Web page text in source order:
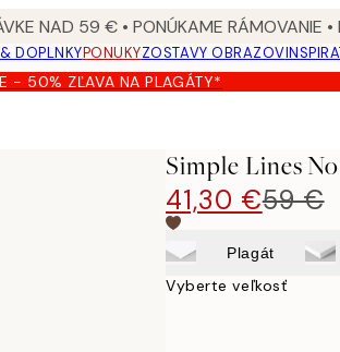
NAD 59 € • PONÚKAME RÁMOVANIE
DOPLNKYPONUKYZOSTAVY OBRAZOV
- 50% ZĽAVA NA PLAGÁTY*
Simple Lines
41,30 €59 €
Plagát
Vyberte veľkosť